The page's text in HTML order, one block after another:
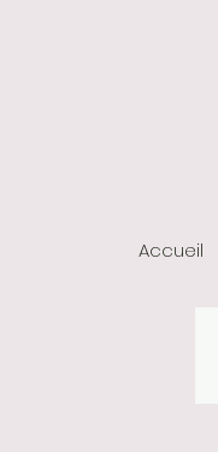
Accueil